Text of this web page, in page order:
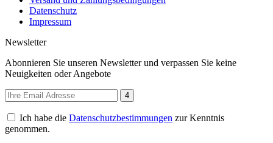
Datenschutz
Impressum
Newsletter
Abonnieren Sie unseren Newsletter und verpassen Sie keine
Neuigkeiten oder Angebote
4
Ich habe die Datenschutzbestimmungen zur Kenntnis
genommen.